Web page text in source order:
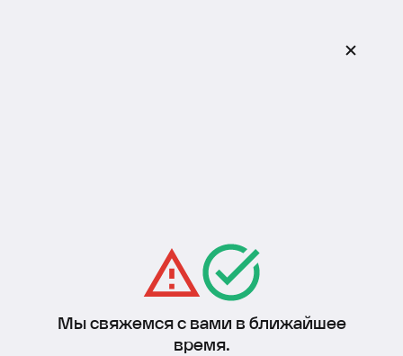
Заполните форму, и наши специалисты свяжутся с
Мы свяжемся с вами в ближайшее
время.